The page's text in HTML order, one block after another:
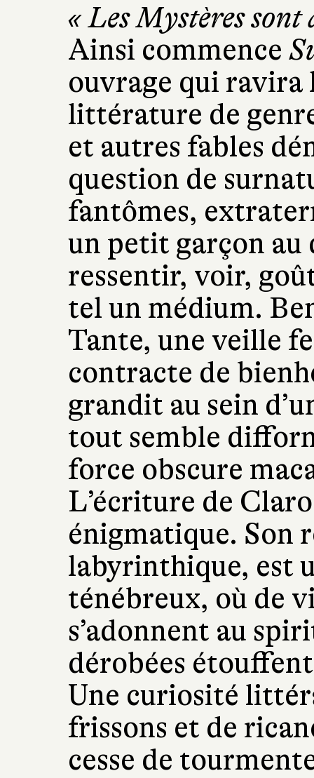
« Les Mystères sont
Ainsi commence
ouvrage qui ravira
littérature de
et autres fables
question de
fantômes,
un petit garçon au
ressentir, voir,
tel un médium.
Tante, une veille
contracte de
grandit au sein
tout semble
force obscure
L’écriture de
énigmatique. Son
labyrinthique, est
ténébreux, où de
s’adonnent au
dérobées
Une curiosité
frissons et de
cesse de